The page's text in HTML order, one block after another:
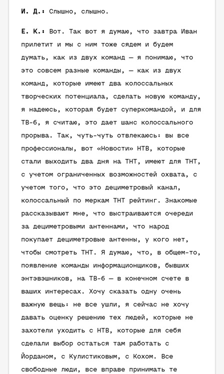
И. Д.: Слышно, слышно.
Е. К.:
Вот. Так вот я думаю, что завтра Иван
прилетит и мы с ним тоже сядем и будем
думать, как из двух команд — я понимаю, что
это совсем разные команды, — как из двух
команд, которые имеют два колоссальных
творческих потенциала, сделать новую команду,
я надеюсь, которая будет суперкомандой, и для
ТВ-6, я считаю, это дает шанс колоссального
прорыва. Так, чуть-чуть отвлекаюсь: вы все
профессионалы, вот «Новости» НТВ, которые
стали выходить два дня на ТНТ, имеют для ТНТ,
с учетом ограниченных возможностей охвата, с
учетом того, что это дециметровый канал,
колоссальный по меркам ТНТ рейтинг. Знакомые
рассказывают мне, что выстраиваются очереди
за дециметровыми антеннами, что народ
покупает дециметровые антенны, у кого нет,
чтобы смотреть ТНТ. Я думаю, что, в общем-то,
появление команды информационщиков, бывших
энтэвэшников, на ТВ-6 — в конечном счете в
ваших интересах. Хочу сказать одну очень
важную вещь: не все ушли, я сейчас не хочу
давать оценку решению тех людей, которые не
захотели уходить с НТВ, которые для себя
сделали выбор остаться там работать с
Йорданом, с Кулистиковым, с Кохом. Все
свободные люди, все вправе принимать те